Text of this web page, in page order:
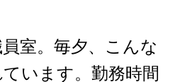
室。毎夕、こんな
います。勤務時間